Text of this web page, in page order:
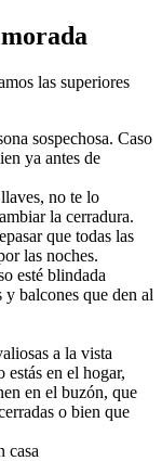
las superiores
sospechosa. Caso
ya antes de
no te lo
la cerradura.
que todas las
las noches.
esté blindada
balcones que den al
a la vista
estás en el hogar,
en el buzón, que
o bien que
casa